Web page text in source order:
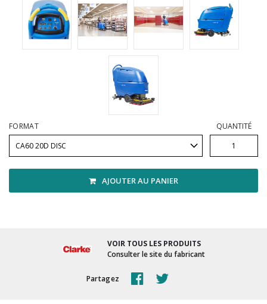
FORMAT QUANTITÉ
AJOUTER AU PANIER
VOIR TOUS LES PRODUITS
Consulter le site du fabricant
Partagez